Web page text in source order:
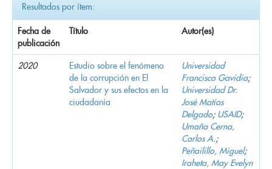
Resultados por ítem:
Fecha de
publicación
Título Autor(es)
2020
Estudio sobre el fenómeno
de la corrupción en El
Salvador y sus efectos en la
ciudadanía
Universidad
Francisco Gavidia;
Universidad Dr.
José Matías
Delgado; USAID;
Umaña Cerna,
Carlos A.;
Peñailillo, Miguel;
Iraheta, May Evelyn